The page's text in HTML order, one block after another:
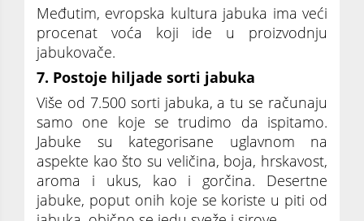
Međutim, evropska kultura jabuka ima veći
procenat voća koji ide u proizvodnju
jabukovače.
7. Postoje hiljade sorti jabuka
Više od 7.500 sorti jabuka, a tu se računaju
samo one koje se trudimo da ispitamo.
Jabuke su kategorisane uglavnom na
aspekte kao što su veličina, boja, hrskavost,
aroma i ukus, kao i gorčina. Desertne
jabuke, poput onih koje se koriste u piti od